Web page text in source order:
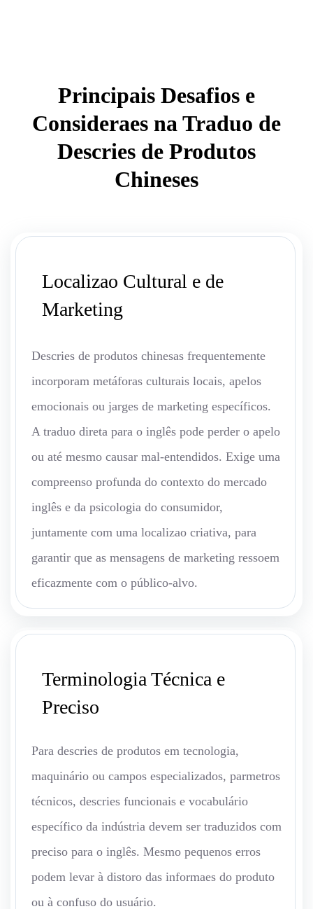
Principais Desafios e
Consideraes na Traduo de
Descries de Produtos
Chineses
Localizao Cultural e de
Marketing
Descries de produtos chinesas frequentemente
incorporam metáforas culturais locais, apelos
emocionais ou jarges de marketing específicos.
A traduo direta para o inglês pode perder o apelo
ou até mesmo causar mal-entendidos. Exige uma
compreenso profunda do contexto do mercado
inglês e da psicologia do consumidor,
juntamente com uma localizao criativa, para
garantir que as mensagens de marketing ressoem
eficazmente com o público-alvo.
Terminologia Técnica e
Preciso
Para descries de produtos em tecnologia,
maquinário ou campos especializados, parmetros
técnicos, descries funcionais e vocabulário
específico da indústria devem ser traduzidos com
preciso para o inglês. Mesmo pequenos erros
podem levar à distoro das informaes do produto
ou à confuso do usuário.